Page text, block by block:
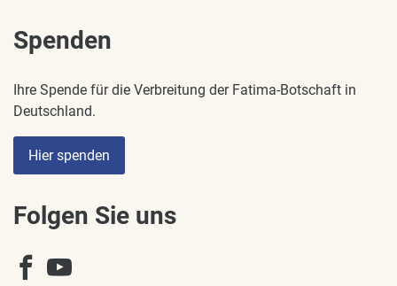
Spenden
Ihre Spende für die Verbreitung der Fatima-Botschaft in
Deutschland.
Hier spenden
Folgen Sie uns